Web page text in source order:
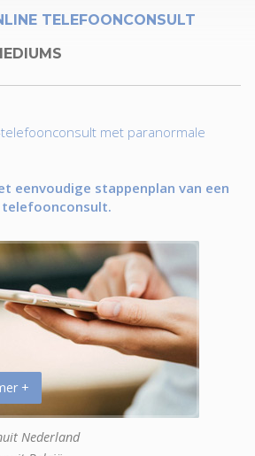
TELEFOONCONSULT
met paranormale
eenvoudige stappenplan van een
telefoonconsult.
+
Nederland